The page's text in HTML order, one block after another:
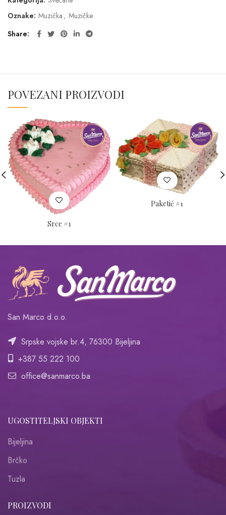
Oznake: Muzička , Muzičke
Share
POVEZANI PROIZVODI
Srce #1
Paketić #1
San Marco d.o.o.
Srpske vojske br.4, 76300 Bijeljina
+387 55 222 100
office@sanmarco.ba
UGOSTITELJSKI OBJEKTI
Bijeljina
Brčko
Tuzla
PROIZVODI